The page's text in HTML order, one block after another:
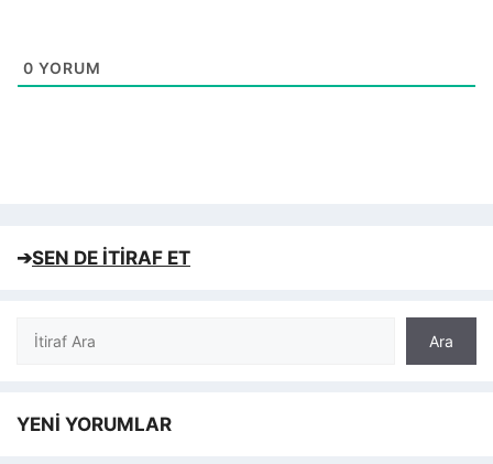
0 YORUM
➔SEN DE İTİRAF ET
Ara
Ara
YENİ YORUMLAR